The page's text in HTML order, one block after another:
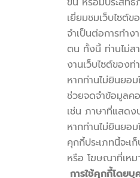
เยี่ยมชมเว็บไซต์
จำเป็นต่อการทำง
ตน ทั้งนี้ ท่านไม่ส
งานเว็บไซต์ของ
หากท่านไม่ยินยอ
ช่วยจดจำข้อมูลค
เช่น ภาษาที่แสดง
หากท่านไม่ยินยอ
คุกกี้ประเภทนี้จะ
หรือ โฆษณาที่เหม
การใช้คุกกี้โดย